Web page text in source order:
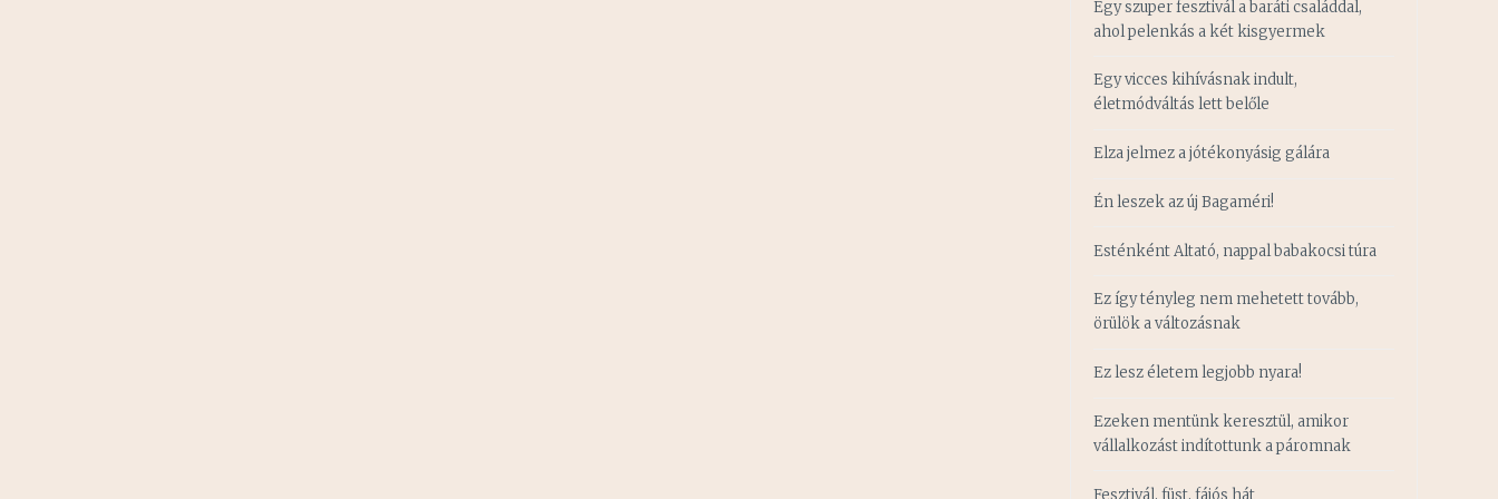
Egy szuper fesztivál a baráti családdal,
ahol pelenkás a két kisgyermek
Egy vicces kihívásnak indult,
életmódváltás lett belőle
Elza jelmez a jótékonyásig gálára
Én leszek az új Bagaméri!
Esténként Altató, nappal babakocsi túra
Ez így tényleg nem mehetett tovább,
örülök a változásnak
Ez lesz életem legjobb nyara!
Ezeken mentünk keresztül, amikor
vállalkozást indítottunk a páromnak
Fesztivál, füst, fájós hát